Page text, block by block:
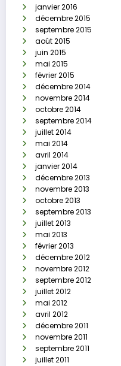
janvier 2016
décembre 2015
septembre 2015
août 2015
juin 2015
mai 2015
février 2015
décembre 2014
novembre 2014
octobre 2014
septembre 2014
juillet 2014
mai 2014
avril 2014
janvier 2014
décembre 2013
novembre 2013
octobre 2013
septembre 2013
juillet 2013
mai 2013
février 2013
décembre 2012
novembre 2012
septembre 2012
juillet 2012
mai 2012
avril 2012
décembre 2011
novembre 2011
septembre 2011
juillet 2011